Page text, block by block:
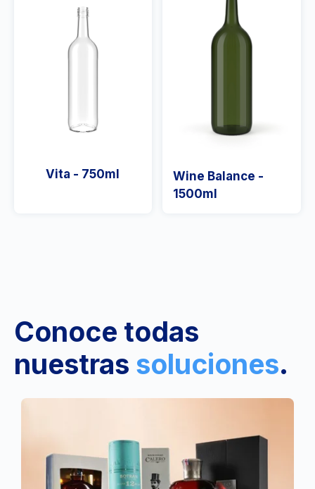
Vita - 750ml
Wine Balance -
1500ml
Conoce todas
nuestras soluciones.